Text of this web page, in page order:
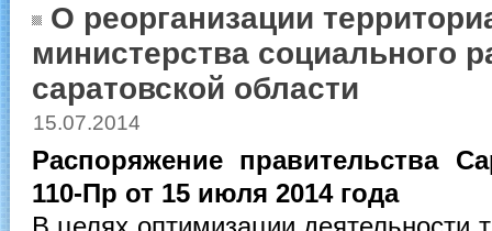
О реорганизации
министерства социального
саратовской области
15.07.2014
Распоряжение правительства
110-Пр от 15 июля 2014 года